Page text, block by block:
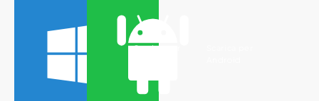
Scarica per